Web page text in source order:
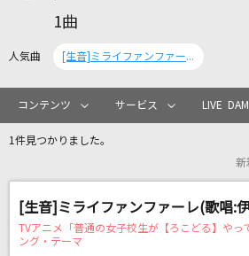
カラオケリクエ
リアルタイムで歌われてい
[生音]心という名の不可解
1曲
人気曲 [生音]ミライファンファーレ(歌唱:伊藤美来)
コンテンツ サービス LIVE
1件見つかりました。
新
[生音]ミライファンファーレ(歌唱:
TVアニメ「普通の女子校生が【ろこどる】やっ
ング・テーマ